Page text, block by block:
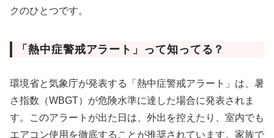
クのひとつです。
「熱中症警戒アラート」って知ってる？
環境省と気象庁が発表する「熱中症警戒アラート」は、暑
さ指数（WBGT）が危険水準に達した場合に発表されま
す。このアラートが出た日は、外出を控えたり、室内でも
エアコン使用を徹底することが推奨されています。家族で